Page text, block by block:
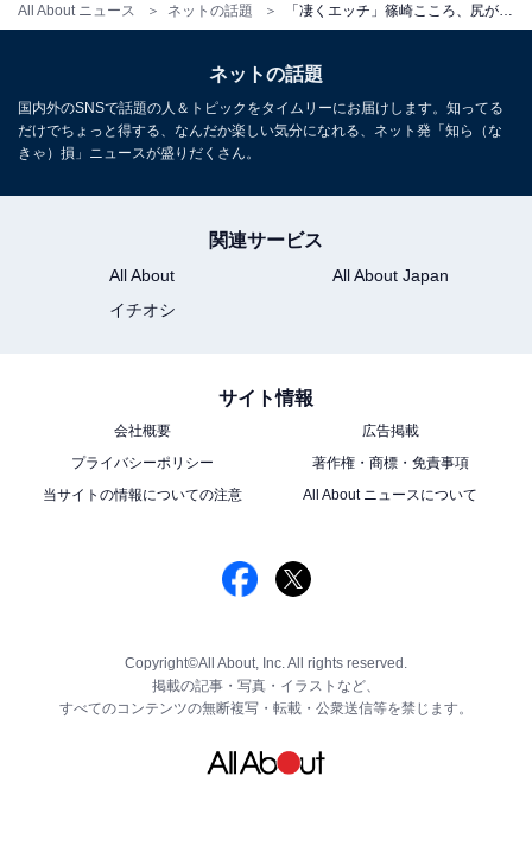
All About ニュース ネットの話題
ネットの話題
国内外のSNSで話題の人＆トピックをタイムリーにお届けします。知ってる
だけでちょっと得する、なんだか楽しい気分になれる、ネット発「知ら（な
きゃ）損」ニュースが盛りだくさん。
関連サービス
All About
All About Japan
イチオシ
サイト情報
会社概要
広告掲載
プライバシーポリシー
著作権・商標・免責事項
当サイトの情報についての注意
All About ニュースについて
Copyright©All About, Inc. All rights reserved.
掲載の記事・写真・イラストなど、
すべてのコンテンツの無断複写・転載・公衆送信等を禁じます。